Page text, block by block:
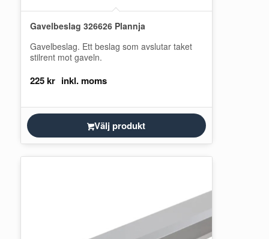
Gavelbeslag 326626 Plannja
Gavelbeslag. Ett beslag som avslutar taket
stilrent mot gaveln.
225kr
Välj produkt